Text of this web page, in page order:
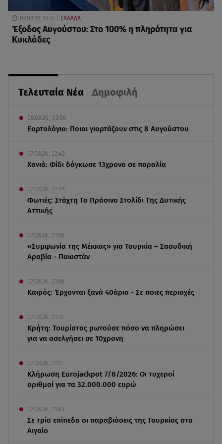
Τελευταία Νέα Δημοφιλή
08.08.26 , 03:00
Εορτολόγιο: Ποιοι γιορτάζουν στις 8 Αυγούστου
07.08.26 , 22:40
Χανιά: Φίδι δάγκωσε 13χρονο σε παραλία
07.08.26 , 22:05
Φωτιές: Στάχτη Το Πράσινο Στολίδι Της Δυτικής
Αττικής
07.08.26 , 21:50
«Συμφωνία της Μέκκας» για Τουρκία – Σαουδική
Αραβία - Πακιστάν
07.08.26 , 21:50
Καιρός: Έρχονται ξανά 40άρια - Σε ποιες περιοχές
07.08.26 , 21:32
Κρήτη: Τουρίστας ρωτούσε πόσο να πληρώσει
για να ασελγήσει σε 10χρονη
07.08.26 , 21:17
Κλήρωση Eurojackpot 7/8/2026: Οι τυχεροί
αριθμοί για τα 32.000.000 ευρώ
07.08.26 , 21:03
Σε τρία επίπεδα οι παραβιάσεις της Τουρκίας στο
Αιγαίο
07.08.26, 18:34 ΕΛΛΑΔΑ
Έξοδος Αυγούστου: Στο 100% η πληρότητα για
Κυκλάδες